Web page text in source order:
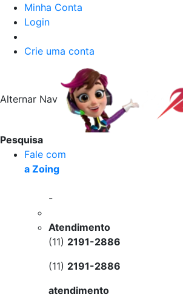
Minha Conta
Login
Crie uma conta
Alternar Nav
Pesquisa
Fale com
a Zoing
-
Atendimento
(11) 2191-2886
(11) 2191-2886
atendimento